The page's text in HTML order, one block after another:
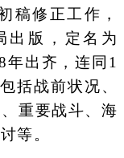
稿修正工作，
出版，定名为
年出齐，连同1
括战前状况、
重要战斗、海
等。